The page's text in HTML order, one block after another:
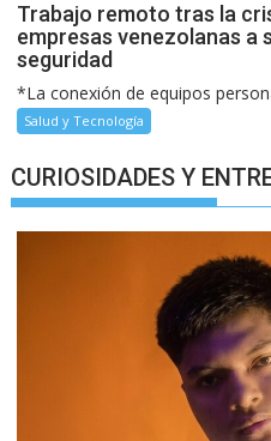
Trabajo remoto tras la
empresas venezolanas a
seguridad
*La conexión de equipos
Salud y Tecnología
CURIOSIDADES Y